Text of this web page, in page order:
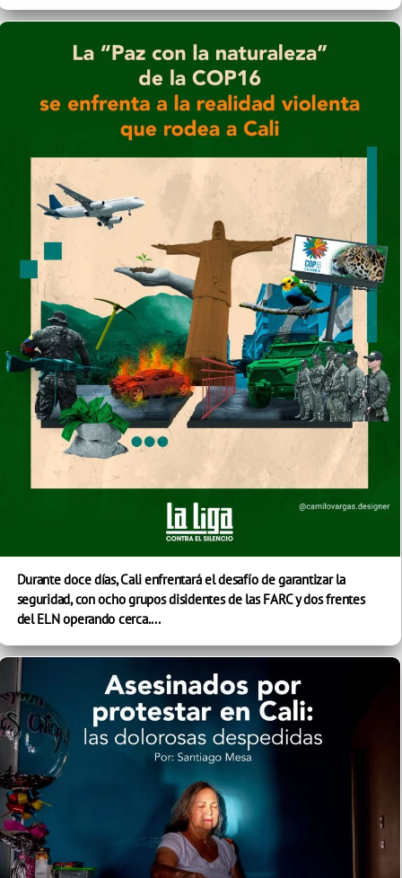
Durante doce días, Cali enfrentará el desafío de garantizar la
seguridad, con ocho grupos disidentes de las FARC y dos frentes
del ELN operando cerca....